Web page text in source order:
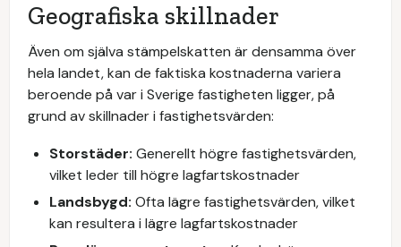
Geografiska skillnader
Även om själva stämpelskatten är densamma över
hela landet, kan de faktiska kostnaderna variera
beroende på var i Sverige fastigheten ligger, på
grund av skillnader i fastighetsvärden:
Storstäder: Generellt högre fastighetsvärden,
vilket leder till högre lagfartskostnader
Landsbygd: Ofta lägre fastighetsvärden, vilket
kan resultera i lägre lagfartskostnader